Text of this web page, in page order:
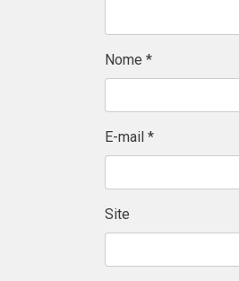
Nome *
E-mail *
Site